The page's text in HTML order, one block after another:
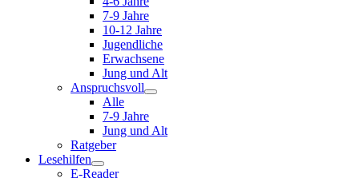
7-9 Jahre
10-12 Jahre
Jugendliche
Erwachsene
Jung und Alt
Anspruchsvoll
Alle
7-9 Jahre
Jung und Alt
Ratgeber
Lesehilfen
E-Reader